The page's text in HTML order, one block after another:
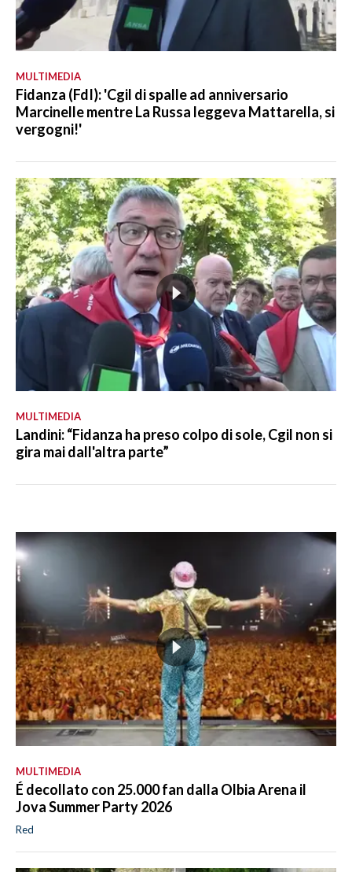
MULTIMEDIA
Fidanza (FdI): 'Cgil di spalle ad anniversario
Marcinelle mentre La Russa leggeva Mattarella, si
vergogni!'
MULTIMEDIA
Landini: “Fidanza ha preso colpo di sole, Cgil non si
gira mai dall'altra parte”
MULTIMEDIA
É decollato con 25.000 fan dalla Olbia Arena il
Jova Summer Party 2026
Red